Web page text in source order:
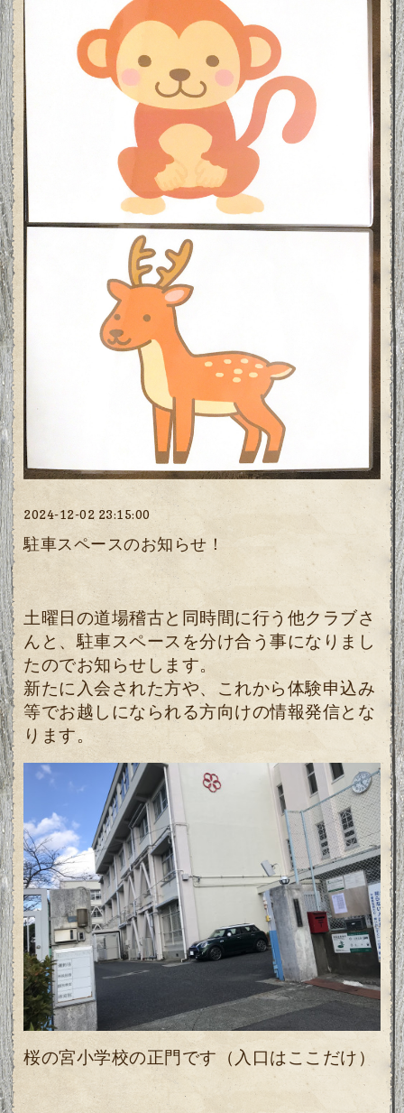
2024-12-02 23:15:00
駐車スペースのお知らせ！
土曜日の道場稽古と同時間に行う他クラブさ
んと、駐車スペースを分け合う事になりまし
たのでお知らせします。
新たに入会された方や、これから体験申込み
等でお越しになられる方向けの情報発信とな
ります。
桜の宮小学校の正門です（入口はここだけ）